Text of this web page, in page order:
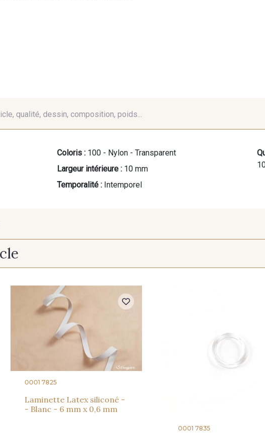
qualité, dessin, composition, poids...
Coloris : 100 - Nylon - Transparent
Largeur intérieure : 10 mm
Temporalité : Intemporel
0001 7825
Laminette Latex siliconé -
- Blanc - 6 mm x 0,6 mm
0001 7835